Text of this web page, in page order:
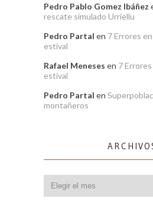
Pedro Pablo Gomez Ibáñez
rescate simulado Urriellu
Pedro Partal en 7 Errores
estival
Rafael Meneses en 7
estival
Pedro Partal en
montañeros